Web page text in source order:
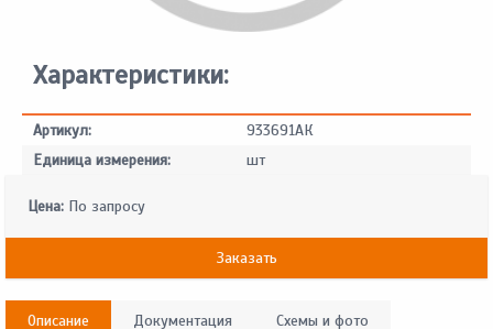
Характеристики:
Артикул:
933691АК
Единица измерения:
шт
Цена: По запросу
Заказать
Описание Документация Схемы и фото